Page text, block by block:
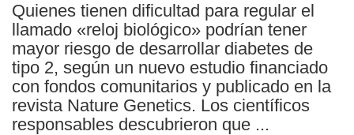
Quienes tienen dificultad para regular el
llamado «reloj biológico» podrían tener
mayor riesgo de desarrollar diabetes de
tipo 2, según un nuevo estudio financiado
con fondos comunitarios y publicado en la
revista Nature Genetics. Los científicos
responsables descubrieron que ...